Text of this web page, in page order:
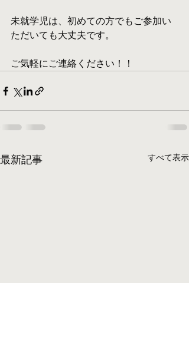
未就学児は、初めての方でもご参加い
ただいても大丈夫です。
ご気軽にご連絡ください！！
最新記事 すべて表示